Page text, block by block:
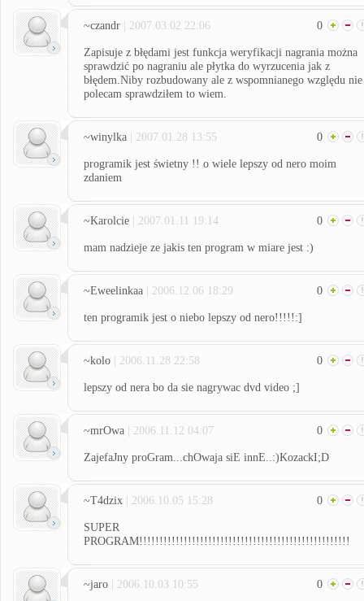
~czandr | 2007.03.02 22:06 0
Zapisuje z błędami jest funkcja weryfikacji nagrania można
sprawdzić po nagraniu ale płytka do wyrzucenia jak z
błędem.Niby rozbudowany ale z wspomnianego względu nie
polecam sprawdziłem to wiem.
~winylka | 2007.01.28 13:55 0
programik jest świetny !! o wiele lepszy od nero moim
zdaniem
~Karolcie | 2007.01.11 19:14 0
mam nadzieje ze jakis ten program w miare jest :)
~Eweelinkaa | 2006.12.06 18:29 0
ten programik jest o niebo lepszy od nero!!!!!:]
~kolo | 2006.11.28 22:58 0
lepszy od nera bo da sie nagrywac dvd video ;]
~mrOwa | 2006.11.12 04:07 0
ZajefaJny proGram...chOwaja siE innE..:)KozackI;D
~T4dzix | 2006.10.05 15:28 0
SUPER
PROGRAM!!!!!!!!!!!!!!!!!!!!!!!!!!!!!!!!!!!!!!!!!!!!!!!!!!!!
~jaro | 2006.10.03 10:55 0